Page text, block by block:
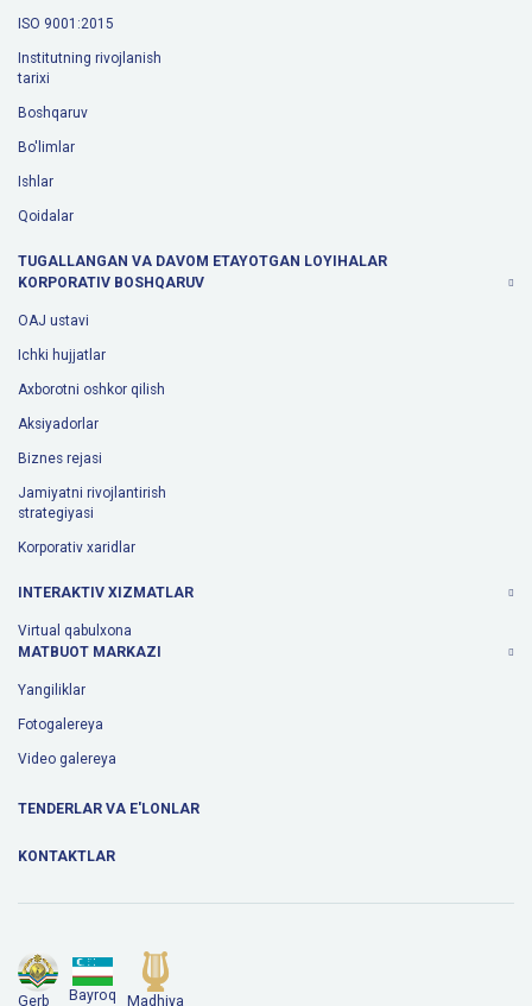
ISO 9001:2015
Institutning rivojlanish
tarixi
Boshqaruv
Bo'limlar
Ishlar
Qoidalar
TUGALLANGAN VA DAVOM ETAYOTGAN LOYIHALAR
KORPORATIV BOSHQARUV
OAJ ustavi
Ichki hujjatlar
Axborotni oshkor qilish
Aksiyadorlar
Biznes rejasi
Jamiyatni rivojlantirish
strategiyasi
Korporativ xaridlar
INTERAKTIV XIZMATLAR
Virtual qabulxona
MATBUOT MARKAZI
Yangiliklar
Fotogalereya
Video galereya
TENDERLAR VA E'LONLAR
KONTAKTLAR
Gerb Bayroq Madhiya